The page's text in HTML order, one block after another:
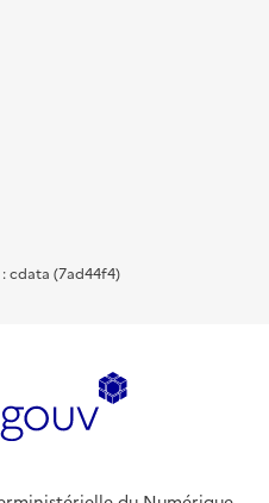
cdata (7ad44f4)